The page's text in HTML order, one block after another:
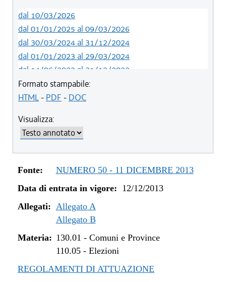
dal 10/03/2026
dal 01/01/2025 al 09/03/2026
dal 30/03/2024 al 31/12/2024
dal 01/01/2023 al 29/03/2024
dal 14/06/2022 al 31/12/2022
dal 16/03/2022 al 13/06/2022
dal 20/05/2021 al 15/03/2022
dal 14/03/2019 al 31/03/2020
dal 10/08/2017 al 13/03/2019
dal 30/06/2016 al 09/08/2017
dal 25/05/2016 al 29/06/2016
dal 06/08/2015 al 10/08/2015
dal 01/01/2015 al 05/08/2015
dal 20/02/2014 al 31/12/2014
dal 12/12/2013 al 19/02/2014
Formato stampabile:
HTML- PDF - DOC
Visualizza:
Fonte:
NUMERO 50 - 11 DICEMBRE 2013
Data di entrata in vigore: 12/12/2013
Allegati: Allegato A
Allegato B
Materia: 130.01 - Comuni e Province
110.05- Elezioni
REGOLAMENTI DI ATTUAZIONE